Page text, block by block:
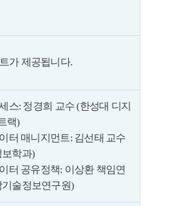
가 제공됩니다.
스: 정경희 교수 (한성대 디지
랙)
터 매니지먼트: 김선태 교수
학과)
터 공유정책: 이상환 책임연
술정보연구원)